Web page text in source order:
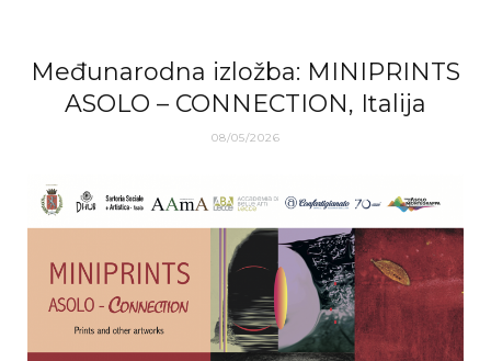
Međunarodna izložba: MINIPRINTS
ASOLO – CONNECTION, Italija
08/05/2026